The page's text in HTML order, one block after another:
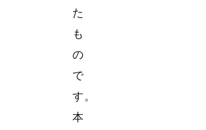
た
も
の
で
す。
本